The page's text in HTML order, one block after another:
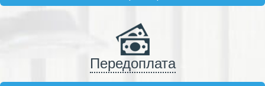
Передоплата